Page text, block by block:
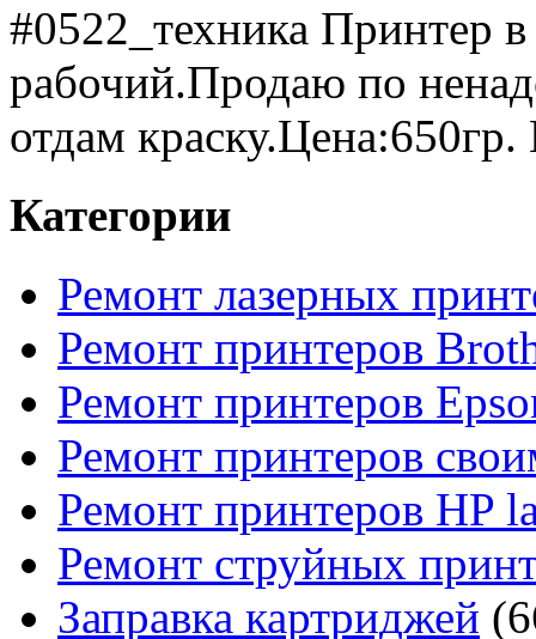
#0522_техника Принтер
рабочий.Продаю по
отдам краску.Цена:650гр.
Категории
Ремонт лазерных
Ремонт принтеров
Ремонт принтеров
Ремонт принтеров
Ремонт принтеров HP
Ремонт струйных
Заправка картриджей